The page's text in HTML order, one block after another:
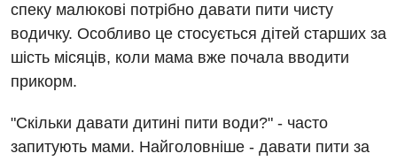
Заходи БПР
Інтернатура
Програма лояльності
Діагностика
Ендоскопічне відділення
Відділ госпіталізації
Відділення кардіосудинної патології та неврології
спеку малюкові потрібно давати пити чисту
водичку. Особливо це стосується дітей старших за
шість місяців, коли мама вже почала вводити
прикорм.
"Скільки давати дитині пити води?" - часто
запитують мами. Найголовніше - давати пити за